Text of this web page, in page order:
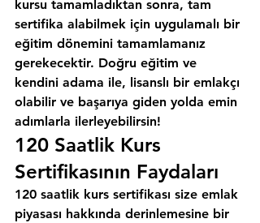
kursu tamamladıktan sonra, tam
sertifika alabilmek için uygulamalı bir
eğitim dönemini tamamlamanız
gerekecektir. Doğru eğitim ve
kendini adama ile, lisanslı bir emlakçı
olabilir ve başarıya giden yolda emin
adımlarla ilerleyebilirsin!
120 Saatlik Kurs
Sertifikasının Faydaları
120 saatlik kurs sertifikası size emlak
piyasası hakkında derinlemesine bir